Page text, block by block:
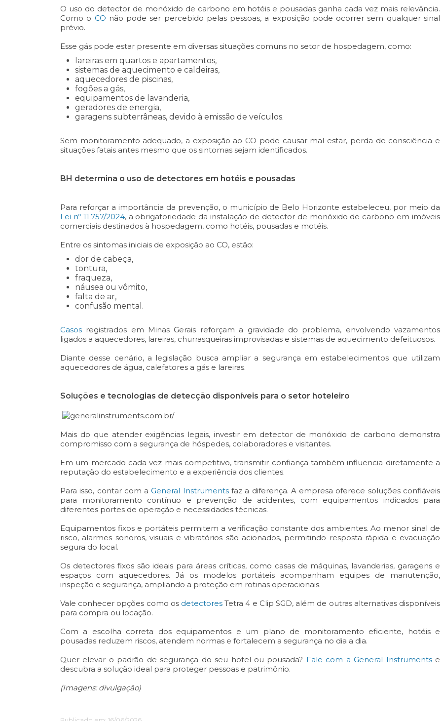
O uso do detector de monóxido de carbono em hotéis e pousadas ganha cada vez mais relevância.
Como o CO não pode ser percebido pelas pessoas, a exposição pode ocorrer sem qualquer sinal
prévio.
Esse gás pode estar presente em diversas situações comuns no setor de hospedagem, como:
lareiras em quartos e apartamentos,
sistemas de aquecimento e caldeiras,
aquecedores de piscinas,
fogões a gás,
equipamentos de lavanderia,
geradores de energia,
garagens subterrâneas, devido à emissão de veículos.
Sem monitoramento adequado, a exposição ao CO pode causar mal-estar, perda de consciência e
situações fatais antes mesmo que os sintomas sejam identificados.
BH determina o uso de detectores em hotéis e pousadas
Para reforçar a importância da prevenção, o município de Belo Horizonte estabeleceu, por meio da
Lei nº 11.757/2024, a obrigatoriedade da instalação de detector de monóxido de carbono em imóveis
comerciais destinados à hospedagem, como hotéis, pousadas e motéis.
Entre os sintomas iniciais de exposição ao CO, estão:
dor de cabeça,
tontura,
fraqueza,
náusea ou vômito,
falta de ar,
confusão mental.
Casos registrados em Minas Gerais reforçam a gravidade do problema, envolvendo vazamentos
ligados a aquecedores, lareiras, churrasqueiras improvisadas e sistemas de aquecimento defeituosos.
Diante desse cenário, a legislação busca ampliar a segurança em estabelecimentos que utilizam
aquecedores de água, calefatores a gás e lareiras.
Soluções e tecnologias de detecção disponíveis para o setor hoteleiro
Mais do que atender exigências legais, investir em detector de monóxido de carbono demonstra
compromisso com a segurança de hóspedes, colaboradores e visitantes.
Em um mercado cada vez mais competitivo, transmitir confiança também influencia diretamente a
reputação do estabelecimento e a experiência dos clientes.
Para isso, contar com aGeneral Instrumentsfaz a diferença. A empresa oferece soluções confiáveis
para monitoramento contínuo e prevenção de acidentes, com equipamentos indicados para
diferentes portes de operação e necessidades técnicas.
Equipamentos fixos e portáteis permitem a verificação constante dos ambientes. Ao menor sinal de
risco, alarmes sonoros, visuais e vibratórios são acionados, permitindo resposta rápida e evacuação
segura do local.
Os detectores fixos são ideais para áreas críticas, como casas de máquinas, lavanderias, garagens e
espaços com aquecedores. Já os modelos portáteis acompanham equipes de manutenção,
inspeção e segurança, ampliando a proteção em rotinas operacionais.
Vale conhecer opções como os detectores Tetra 4 e Clip SGD, além de outras alternativas disponíveis
para compra ou locação.
Com a escolha correta dos equipamentos e um plano de monitoramento eficiente, hotéis e
pousadas reduzem riscos, atendem normas e fortalecem a segurança no dia a dia.
Quer elevar o padrão de segurança do seu hotel ou pousada? Fale com a General Instrumentse
descubra a solução ideal para proteger pessoas e patrimônio.
(Imagens: divulgação)